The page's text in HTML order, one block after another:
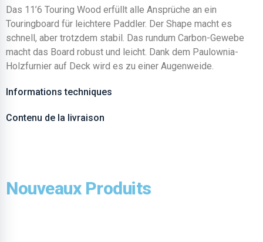
Das 11’6 Touring Wood erfüllt alle Ansprüche an ein
Touringboard für leichtere Paddler. Der Shape macht es
schnell, aber trotzdem stabil. Das rundum Carbon-Gewebe
macht das Board robust und leicht. Dank dem Paulownia-
Holzfurnier auf Deck wird es zu einer Augenweide.
Informations techniques
Contenu de la livraison
Nouveaux Produits